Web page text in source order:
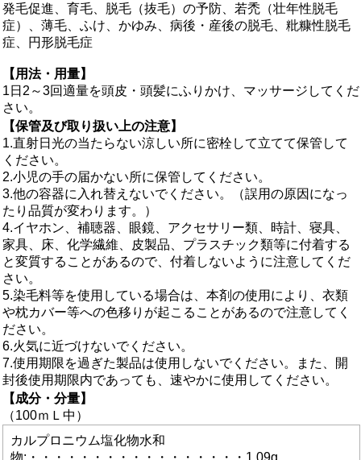
発毛促進、育毛、脱毛（抜毛）の予防、若禿（壮年性脱毛
症）、薄毛、ふけ、かゆみ、病後・産後の脱毛、粃糠性脱毛
症、円形脱毛症
【用法・用量】
1日2～3回適量を頭皮・頭髪にふりかけ、マッサージしてくだ
さい。
【保管及び取り扱い上の注意】
1.直射日光の当たらない涼しい所に密栓して立てて保管して
ください。
2.小児の手の届かない所に保管してください。
3.他の容器に入れ替えないでください。（誤用の原因になっ
たり品質が変わります。）
4.イヤホン、補聴器、眼鏡、アクセサリー類、時計、寝具、
家具、床、化学繊維、皮製品、プラスチック類等に付着する
と変質することがあるので、付着しないように注意してくだ
さい。
5.染毛料等を使用している場合は、本剤の使用により、衣類
や枕カバー等への色移りが起こることがあるので注意してく
ださい。
6.火気に近づけないでください。
7.使用期限を過ぎた製品は使用しないでください。また、開
封後使用期限内であっても、速やかに使用してください。
【成分・分量】
（100ｍＬ中）
カルプロニウム塩化物水和
物:・・・・・・・・・・・・・・・・・1.09g